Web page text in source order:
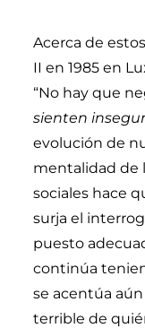
Acerca de
II en 1985 en
“No hay que
sienten
evolución de
mentalidad de
sociales hace
surja el
puesto
continúa
se acentúa
terrible de